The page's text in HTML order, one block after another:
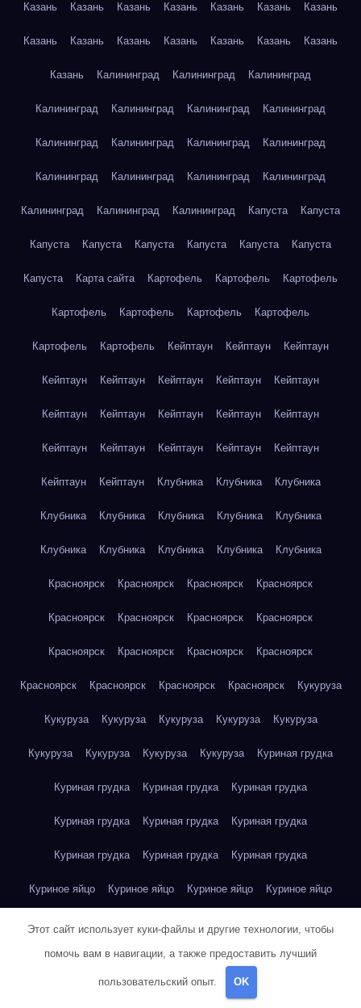
Казань Казань Казань Казань Казань Казань Казань
Казань Казань Казань Казань Казань Казань Казань
Казань Калининград Калининград Калининград
Калининград Калининград Калининград Калининград
Калининград Калининград Калининград Калининград
Калининград Калининград Калининград Калининград
Калининград Калининград Калининград Капуста Капуста
Капуста Капуста Капуста Капуста Капуста Капуста
Капуста Карта сайта Картофель Картофель Картофель
Картофель Картофель Картофель Картофель
Картофель Картофель Кейптаун Кейптаун Кейптаун
Кейптаун Кейптаун Кейптаун Кейптаун Кейптаун
Кейптаун Кейптаун Кейптаун Кейптаун Кейптаун
Кейптаун Кейптаун Кейптаун Кейптаун Кейптаун
Кейптаун Кейптаун Клубника Клубника Клубника
Клубника Клубника Клубника Клубника Клубника
Клубника Клубника Клубника Клубника Клубника
Красноярск Красноярск Красноярск Красноярск
Красноярск Красноярск Красноярск Красноярск
Красноярск Красноярск Красноярск Красноярск
Красноярск Красноярск Красноярск Красноярск Кукуруза
Кукуруза Кукуруза Кукуруза Кукуруза Кукуруза
Кукуруза Кукуруза Кукуруза Кукуруза Куриная грудка
Куриная грудка Куриная грудка Куриная грудка
Куриная грудка Куриная грудка Куриная грудка
Куриная грудка Куриная грудка Куриная грудка
Куриное яйцо Куриное яйцо Куриное яйцо Куриное яйцо
Куриное яйцо Куриное яйцо Куриное яйцо
Куриное яйцо Куриное яйцо Куриное яйцо
Этот сайт использует куки-файлы и другие технологии, чтобы
помочь вам в навигации, а также предоставить лучший
пользовательский опыт. OK